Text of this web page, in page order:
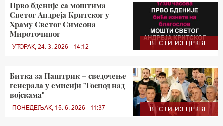
ВЕСТИ ИЗ ЦРКВЕ
Прво бденије са моштима
Светог Андреја Критског у
Храму Светог Симеона
Мироточивог
УТОРАК, 24. 3. 2026 - 14:12
ВЕСТИ ИЗ ЦРКВЕ
Битка за Паштрик – сведочење
генерала у емисији "Господ над
војскама"
ПОНЕДЕЉАК, 15. 6. 2026 - 11:37